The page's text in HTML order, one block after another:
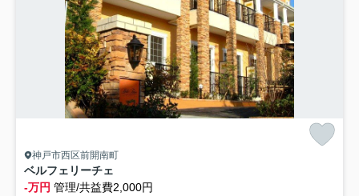
神戸市西区前開南町
ベルフェリーチェ
-万円 管理/共益費2,000円